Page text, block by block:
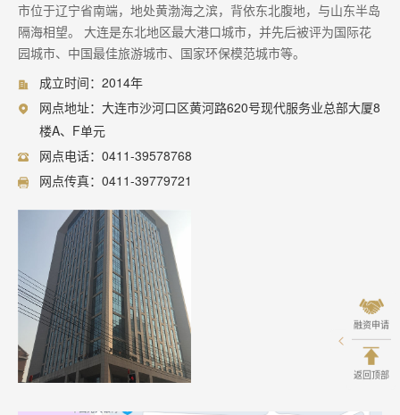
市位于辽宁省南端，地处黄渤海之滨，背依东北腹地，与山东半岛
隔海相望。 大连是东北地区最大港口城市，并先后被评为国际花
园城市、中国最佳旅游城市、国家环保模范城市等。
成立时间：2014年
网点地址：大连市沙河口区黄河路620号现代服务业总部大厦8
楼A、F单元
网点电话：0411-39578768
网点传真：0411-39779721
融资申请
返回顶部